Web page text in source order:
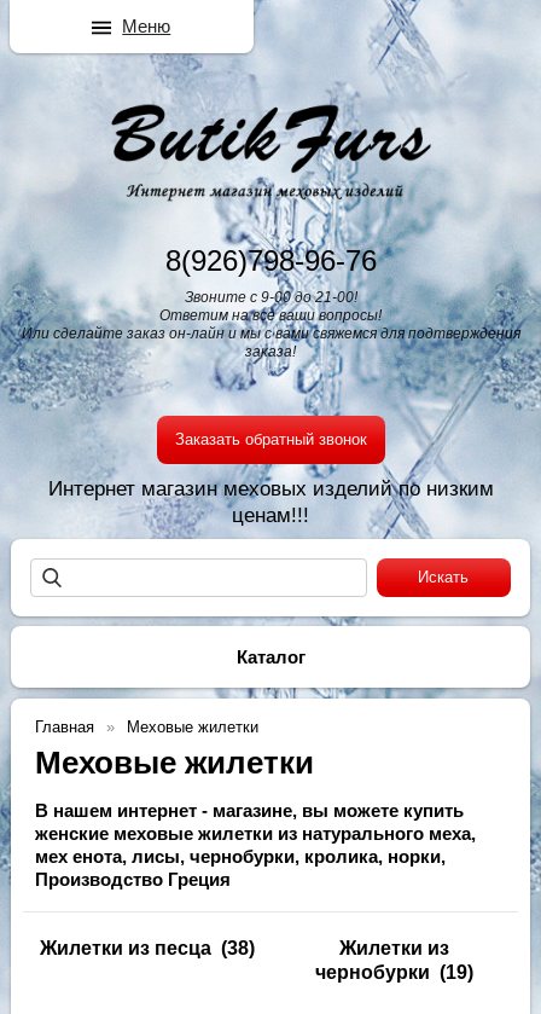
8(926)798-96-76
Звоните с 9-00 до 21-00!
Ответим на все ваши вопросы!
Или сделайте заказ он-лайн и мы с вами свяжемся для подтверждения
заказа!
Заказать обратный звонок
Интернет магазин меховых изделий по низким
ценам!!!
Каталог
Главная Меховые жилетки
Меховые жилетки
В нашем интернет - магазине, вы можете купить
женские меховые жилетки из натурального меха,
мех енота, лисы, чернобурки, кролика, норки,
Производство Греция
Жилетки из песца(38)
Жилетки из
чернобурки (19)
Меню